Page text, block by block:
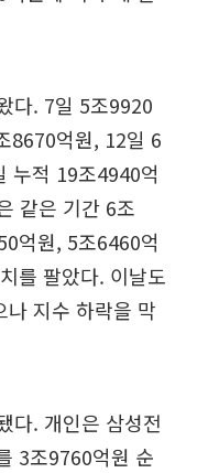
다. 7일 5조9920
8670억원, 12일 6
누적 19조4940억
같은 기간 6조
억원, 5조6460억
를 팔았다. 이날도
나 지수 하락을 막
다. 개인은 삼성전
3조9760억원 순